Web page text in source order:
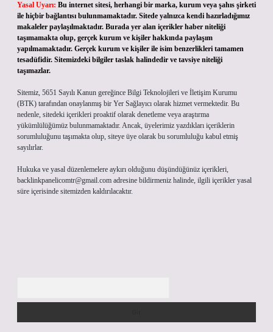
Yasal Uyarı: Bu internet sitesi, herhangi bir marka, kurum veya şahıs şirketi
ile hiçbir bağlantısı bulunmamaktadır. Sitede yalnızca kendi hazırladığımız
makaleler paylaşılmaktadır. Burada yer alan içerikler haber niteliği
taşımamakta olup, gerçek kurum ve kişiler hakkında paylaşım
yapılmamaktadır. Gerçek kurum ve kişiler ile isim benzerlikleri tamamen
tesadüfidir. Sitemizdeki bilgiler taslak halindedir ve tavsiye niteliği
taşımazlar.
Sitemiz, 5651 Sayılı Kanun gereğince Bilgi Teknolojileri ve İletişim Kurumu
(BTK) tarafından onaylanmış bir Yer Sağlayıcı olarak hizmet vermektedir. Bu
nedenle, sitedeki içerikleri proaktif olarak denetleme veya araştırma
yükümlülüğümüz bulunmamaktadır. Ancak, üyelerimiz yazdıkları içeriklerin
sorumluluğunu taşımakta olup, siteye üye olarak bu sorumluluğu kabul etmiş
sayılırlar.
Hukuka ve yasal düzenlemelere aykırı olduğunu düşündüğünüz içerikleri,
backlinkpanelicomtr@gmail.com adresine bildirmeniz halinde, ilgili içerikler yasal
süre içerisinde sitemizden kaldırılacaktır.